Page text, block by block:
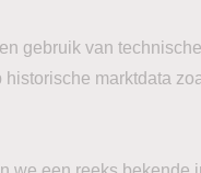
gebruik van
marktdata